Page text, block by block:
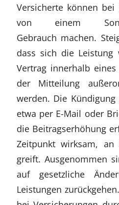
Versicherte können bei
von einem
Gebrauch machen.
dass sich die Leistung
Vertrag innerhalb
der Mitteilung
werden. Die
etwa per E-Mail oder
die Beitragserhöhung
Zeitpunkt wirksam,
greift. Ausgenommen
auf gesetzliche
Leistungen